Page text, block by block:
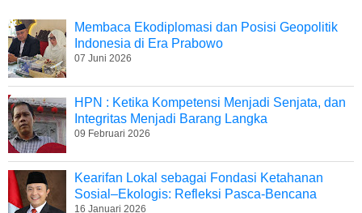
Membaca Ekodiplomasi dan Posisi Geopolitik
Indonesia di Era Prabowo
07 Juni 2026
HPN : Ketika Kompetensi Menjadi Senjata, dan
Integritas Menjadi Barang Langka
09 Februari 2026
Kearifan Lokal sebagai Fondasi Ketahanan
Sosial–Ekologis: Refleksi Pasca-Bencana
16 Januari 2026